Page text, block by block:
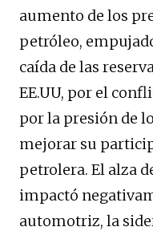
aumento de los
petróleo,
caída de las
EE.UU, por el
por la presión de
mejorar su
petrolera. El alza
impactó
automotriz, la